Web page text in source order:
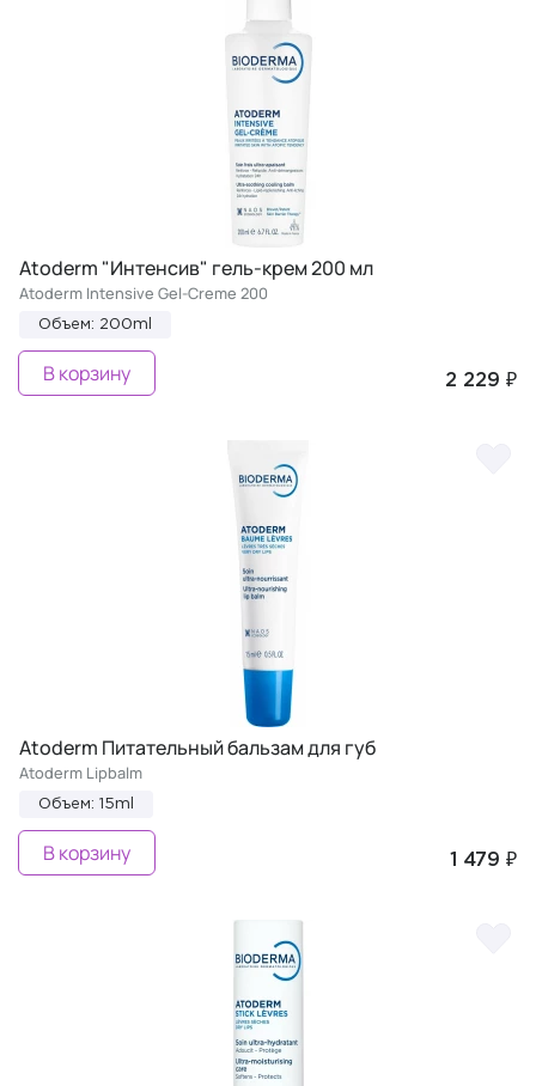
Atoderm "Интенсив" гель-крем 200 мл
Atoderm Intensive Gel-Creme 200
Объем: 200ml
2 229 ₽
В корзину
Atoderm Питательный бальзам для губ
Atoderm Lipbalm
Объем: 15ml
1 479 ₽
В корзину